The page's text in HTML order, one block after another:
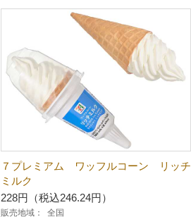
７プレミアム ワッフルコーン リッチ
ミルク
228円（税込246.24円）
販売地域： 全国